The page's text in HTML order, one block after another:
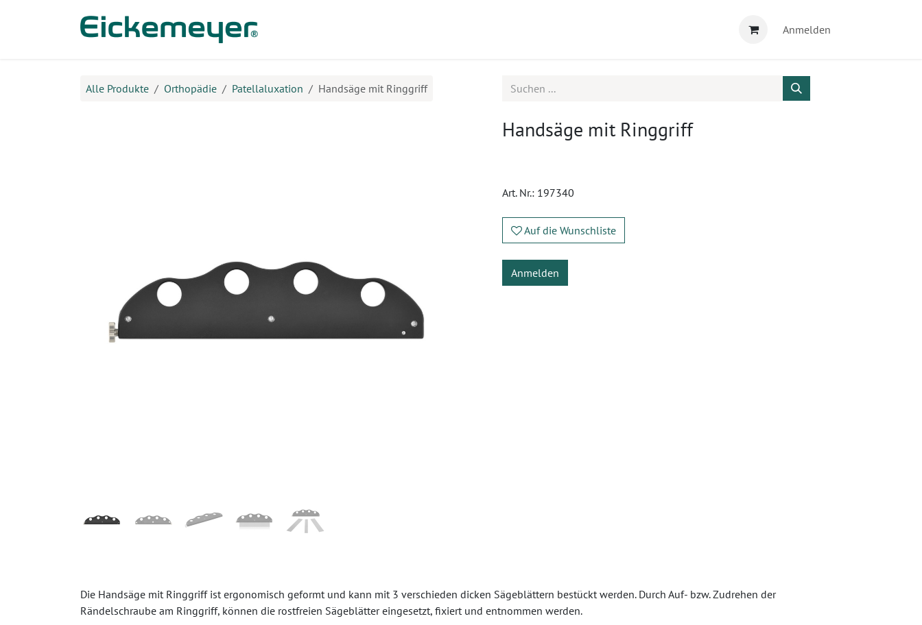
Anmelden
Alle Produkte Orthopädie Patellaluxation Handsäge mit Ringgriff
Handsäge mit Ringgriff
Art. Nr.: 197340
Auf die Wunschliste
Anmelden
Die Handsäge mit Ringgriff ist ergonomisch geformt und kann mit 3 verschieden dicken Sägeblättern bestückt werden. Durch Auf- bzw. Zudrehen der
Rändelschraube am Ringgriff, können die rostfreien Sägeblätter eingesetzt, fixiert und entnommen werden.